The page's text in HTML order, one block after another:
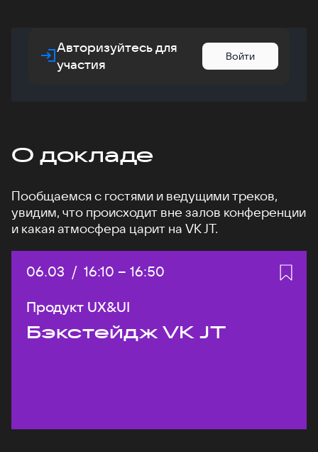
Авторизуйтесь для
участия
Войти
О докладе
Пообщаемся с гостями и ведущими треков,
увидим, что происходит вне залов конференции
и какая атмосфера царит на VK JT.
Дата:
06.03 / Начало:
16:10 – Конец:
16:50
Продукт UX&UI
Бэкстейдж VK JT